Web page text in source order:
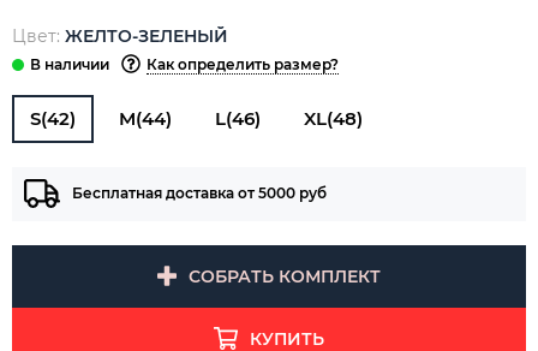
Цвет: ЖЕЛТО-ЗЕЛЕНЫЙ
Как определить размер?
S(42) M(44) L(46) XL(48)
Бесплатная доставка от 5000 руб
СОБРАТЬ КОМПЛЕКТ
КУПИТЬ